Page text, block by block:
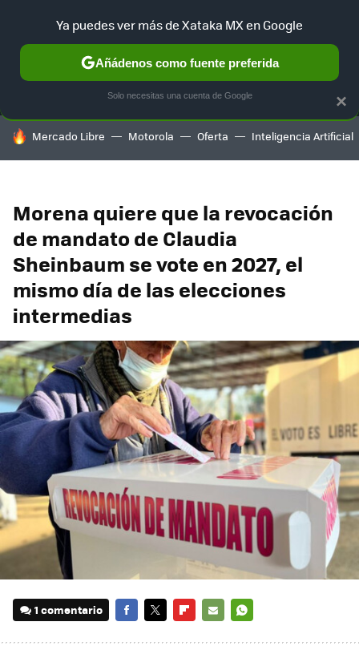
MENÚ NUEVO
GAMING HOME AUTO
HOY SE HABLA DE
Mercado Libre Motorola Oferta Inteligencia Artificial
Morena quiere que la revocación
de mandato de Claudia
Sheinbaum se vote en 2027, el
mismo día de las elecciones
intermedias
1 comentario
×
Ya puedes ver más de Xataka MX en Google
Añádenos como fuente preferida
Solo necesitas una cuenta de Google